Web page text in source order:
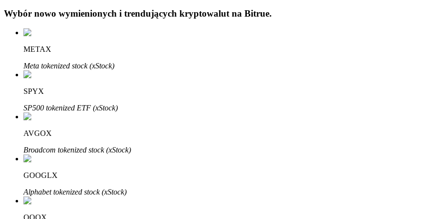
Blokady BTR
Ekskluzywne inwestycje dla posiadaczy BTR
Pożyczki
Usługa pożyczek wspieranych kryptowalutami
Wybór nowo wymienionych i trendujących kryptowalut na Bitrue.
METAX
Meta tokenized stock (xStock)
SPYX
SP500 tokenized ETF (xStock)
AVGOX
Broadcom tokenized stock (xStock)
GOOGLX
Alphabet tokenized stock (xStock)
QQQX